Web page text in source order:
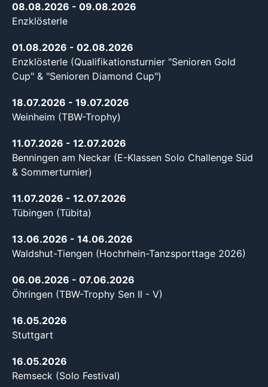
08.08.2026 - 09.08.2026
Enzklösterle
01.08.2026 - 02.08.2026
Enzklösterle (Qualifikationsturnier "Senioren Gold
Cup" & "Senioren Diamond Cup")
18.07.2026 - 19.07.2026
Weinheim (TBW-Trophy)
11.07.2026 - 12.07.2026
Benningen am Neckar (E-Klassen Solo Challenge Süd
& Sommerturnier)
11.07.2026 - 12.07.2026
Tübingen (Tübita)
13.06.2026 - 14.06.2026
Waldshut-Tiengen (Hochrhein-Tanzsporttage 2026)
06.06.2026 - 07.06.2026
Öhringen (TBW-Trophy Sen II - V)
16.05.2026
Stuttgart
16.05.2026
Remseck (Solo Festival)